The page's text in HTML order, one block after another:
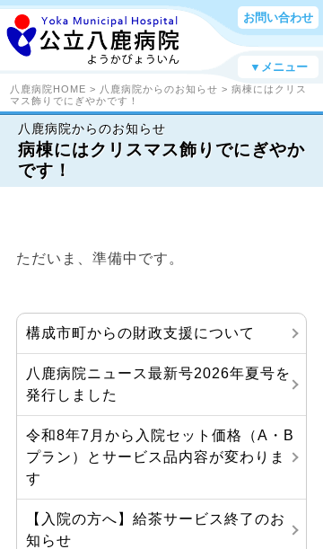
お問い合わせ
▼メニュー
八鹿病院HOME > 八鹿病院からのお知らせ > 病棟にはクリス
マス飾りでにぎやかです！
八鹿病院からのお知らせ
病棟にはクリスマス飾りでにぎやか
です！
ただいま、準備中です。
構成市町からの財政支援について
八鹿病院ニュース最新号2026年夏号を
発行しました
令和8年7月から入院セット価格（A・B
プラン）とサービス品内容が変わりま
す
【入院の方へ】給茶サービス終了のお
知らせ